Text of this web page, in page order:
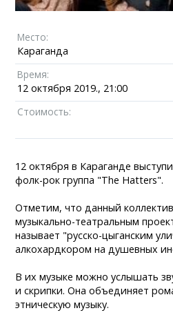
Место:
Караганда
Время:
12 октября 2019., 21:00
Стоимость:
12 октября в Караганде
фолк-рок группа "The Hatters".
Отметим, что данный
музыкально-театральным
называет "русско-цыганским
алкохардкором на душевных
В их музыке можно услышать
и скрипки. Она объединяет
этническую музыку.